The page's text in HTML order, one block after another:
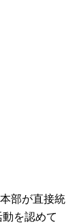
部が直接統
を認めて